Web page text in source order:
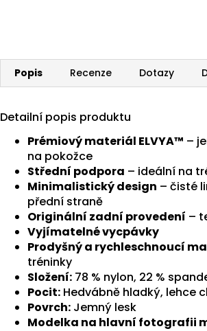
Popis Recenze Dotazy
Detailní popis produktu
Prémiový materiál ELVYA™ –
na pokožce
Střední podpora – ideální na
Minimalistický design – čisté
přední straně
Originální zadní provedení –
Vyjímatelné vycpávky
Prodyšný a rychleschnoucí
tréninky
Složení: 78 % nylon, 22 %
Pocit: Hedvábně hladký, lehce
Povrch: Jemný lesk
Modelka na hlavní fotografii